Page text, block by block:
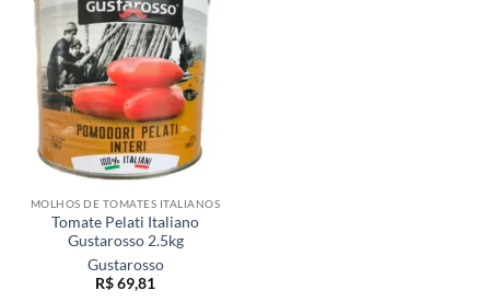
MOLHOS DE TOMATES ITALIANOS
Tomate Pelati Italiano
Gustarosso 2.5kg
Gustarosso
R$69,81